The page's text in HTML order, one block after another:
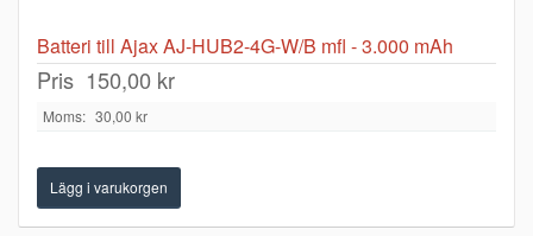
Batteri till Ajax AJ-HUB2-4G-W/B mfl - 3.000 mAh
Pris 150,00 kr
Moms: 30,00 kr